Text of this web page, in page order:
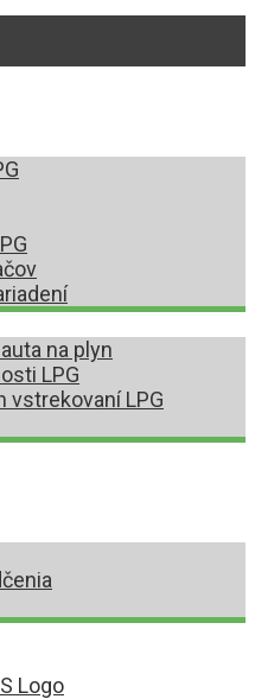
na plyn
LPG
vstrekovaní LPG